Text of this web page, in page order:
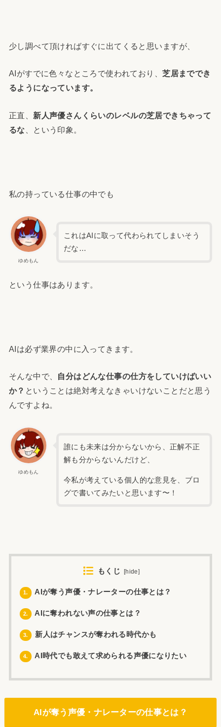
少し調べて頂ければすぐに出てくると思いますが、
AIがすでに色々なところで使われており、芝居まででき
るようになっています。
正直、 新人声優さんくらいのレベルの芝居できちゃって
るな 、という印象。
私の持っている仕事の中でも
ゆめもん
これはAIに取って代わられてしまいそう
だな…
という仕事はあります。
AIは必ず業界の中に入ってきます。
そんな中で、 自分はどんな仕事の仕方をしていけばいい
か？ ということは絶対考えなきゃいけないことだと思う
んですよね。
ゆめもん
誰にも未来は分からないから、正解不正
解も分からないんだけど、
今私が考えている個人的な意見を、ブロ
グで書いてみたいと思います〜！
もくじ [hide]
1. AIが奪う声優・ナレーターの仕事とは？
2. AIに奪われない声の仕事とは？
3. 新人はチャンスが奪われる時代かも
4. AI時代でも敢えて求められる声優になりたい
AIが奪う声優・ナレーターの仕事とは？